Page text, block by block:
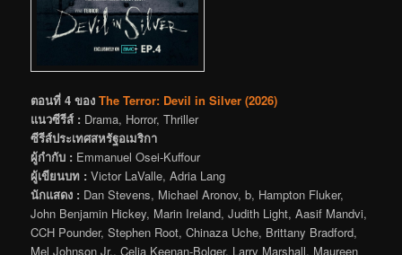
ตอนที่ 4 ของ The Terror: Devil in Silver (2026)
แนวซีรีส์ : Drama, Horror, Thriller
ซีรีส์ประเทศสหรัฐอเมริกา
ผู้กำกับ : Emmanuel Osei-Kuffour
ผู้เขียนบท : Victor LaValle, Adria Lang
นักแสดง : Dan Stevens, Michael Aronov, b, Hampton Fluker,
John Benjamin Hickey, Marin Ireland, Judith Light, Aasif Mandvi,
CCH Pounder, Stephen Root, Chinaza Uche, Brittany Bradford,
Mel Johnson Jr., Celia Keenan-Bolger, Larry Marshall, Maureen